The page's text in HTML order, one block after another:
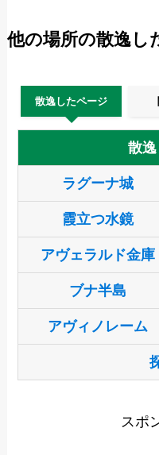
他の場所の散逸し
散逸したページ
散
ラグーナ城
霞立つ水鏡
アヴェラルド金庫
ブナ半島
アヴィノレーム
スポ